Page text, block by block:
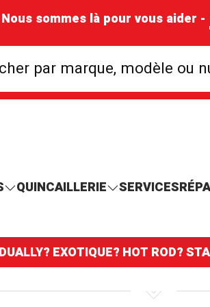
Nous sommes là pour vous aider -
par marque, modèle ou
QUINCAILLERIE SERVICES
EXOTIQUE? HOT ROD?